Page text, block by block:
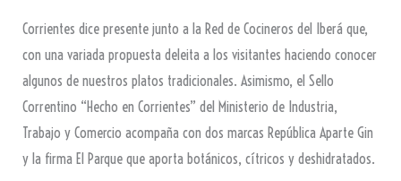
Corrientes dice presente junto a la Red de Cocineros del Iberá que,
con una variada propuesta deleita a los visitantes haciendo conocer
algunos de nuestros platos tradicionales. Asimismo, el Sello
Correntino “Hecho en Corrientes” del Ministerio de Industria,
Trabajo y Comercio acompaña con dos marcas República Aparte Gin
y la firma El Parque que aporta botánicos, cítricos y deshidratados.